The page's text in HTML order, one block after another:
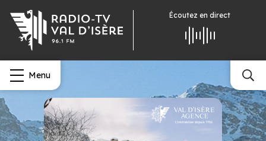
Écoutez en direct
Menu